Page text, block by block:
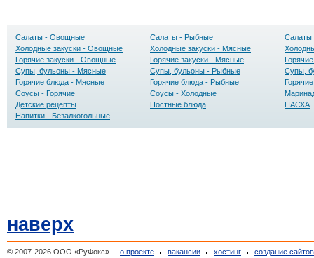
Салаты - Овощные Салаты - Рыбные
Салаты
Холодные закуски - Овощные
Холодные закуски - Мясные
Горячие закуски - Овощные
Горячие закуски - Мясные
Супы, бульоны - Мясные
Супы, бульоны - Рыбные
Супы,
Горячие блюда - Мясные
Горячие блюда - Рыбные
Соусы - Горячие
Соусы - Холодные
Детские рецепты
Постные блюда
ПАСХА
Напитки - Безалкогольные
наверх
© 2007-2026 ООО «РуФокс» о проекте вакансии хостинг создание сайтов